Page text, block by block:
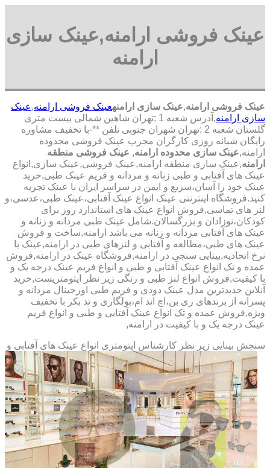
عینک فروشی ارامنه,عینک سازی
ارامنه
عینک فروشی ارامنه,عینک سازی ارامنهعینک فروشی ارامنه,عینک
سازی ارامنه
,آدرس شعبه 1 :تهران شاهین شمالی بیست متری
گلستان شعبه 2 :تهران شهران جنوبی تلفن **-با تخفیف مشاوره
رایگان شبانه روزی کارگران مجرب عینک فروشی محدوده
ارامنه,عینک سازی محدوده ارامنه, عینک فروشی منطقه
ارامنه,عینک سازی منطقه ارامنه,عینک فروشی,عینک سازی,انواع
عینک های آفتابی و طبی زنانه و مردانه و فریم عینک طبی,خرید
عینک خود را آسان،سریع و ایمن در سراسر ایران با عینک تجربه
کنید.فروشگاه اینترنتی عینک انواع عینک آفتابی،عینک طبی،عدسی،و
لنز های تماسی,فروش انواع عینک های استاندارد روز برای
کودکان،نوزادان و بزرگسالان.شامل عینک طبی مردانه و زنانه و
عینک های آفتابی مردانه و زنانه می باشد ارامنه,ساخت و فروش
عینک های طبی،مطالعه و آفتابی و لنزهای طبی در ارامنه,عینک با
نرخ اتحادیه,بینایی سنجی در ارامنه,فروشگاه عینک در ارامنه,فروش
عمده و تک انواع عینک آفتابی و طبی و انواع فریم عینک درجه یک و
با کیفیت,فروش انواع لنز طبی و رنگی زیر نظر اپتومتریست,خرید
آنلاین جدیدترین مدل عینک دودی و فریم طبی اورجینال مردانه و
پسرانه از برندهای ری بن،اچ اند ام،بولگاری و تد بکر با تخفیف
ویژه,فروش عمده و تک انواع عینک آفتابی و طبی و انواع فریم
عینک درجه یک و با کیفیت در ارامنه,
سنجش بینایی زیر نظر کارشناس اپتومتری انواع عینک های آفتابی و